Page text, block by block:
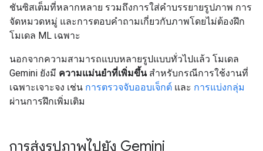
ชันซิสเต็มที่หลากหลาย รวมถึงการใส่คำบรรยายรูปภาพ การ
จัดหมวดหมู่ และการตอบคำถามเกี่ยวกับภาพโดยไม่ต้องฝึก
โมเดล ML เฉพาะ
นอกจากความสามารถแบบหลายรูปแบบทั่วไปแล้ว โมเดล
Gemini ยังมี ความแม่นยำที่เพิ่มขึ้นสำหรับกรณีการใช้งานที่
เฉพาะเจาะจง เช่น การตรวจจับออบเจ็กต์ และ การแบ่งกลุ่ม
ผ่านการฝึกเพิ่มเติม
การส่งรูปภาพไปยัง Gemini